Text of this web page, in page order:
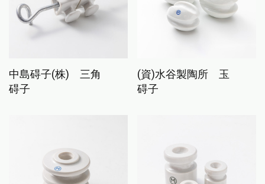
中島碍子(株) 三角
碍子
(資)水谷製陶所 玉
碍子